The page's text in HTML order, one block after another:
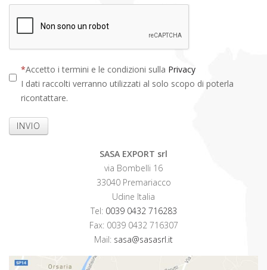
Accetto i termini e le condizioni sulla Privacy
I dati raccolti verranno utilizzati al solo scopo di poterla
ricontattare.
INVIO
SASA EXPORT srl
via Bombelli 16
33040 Premariacco
Udine Italia
Tel: 0039 0432 716283
Fax: 0039 0432 716307
Mail: sasa@sasasrl.it